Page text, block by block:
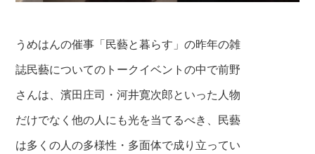
うめはんの催事「民藝と暮らす」の昨年の雑
誌民藝についてのトークイベントの中で前野
さんは、濱田庄司・河井寛次郎といった人物
だけでなく他の人にも光を当てるべき、民藝
は多くの人の多様性・多面体で成り立ってい